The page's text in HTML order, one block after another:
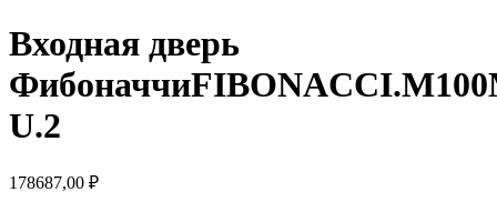
Входная дверь
U.2
178687,00 ₽